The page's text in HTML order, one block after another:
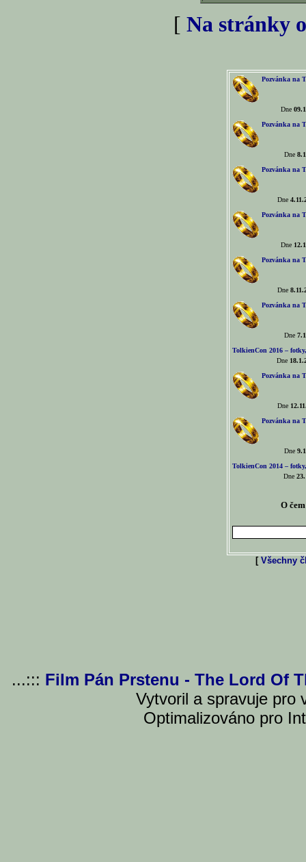
[ Na stránky
Pozvánka na
Dne
Pozvánka na
Dne
Pozvánka na
Dne
Pozvánka na
Dne
Pozvánka na
Dne
Pozvánka na
Dne
TolkienCon 2016 –
Dne
Pozvánka na
Dne
Pozvánka na
Dne
TolkienCon 2014 –
Dne
O
[ Všechny
...::: Film Pán Prstenu - The Lord Of
Vytvoril a spravuje pro
Optimalizováno pro